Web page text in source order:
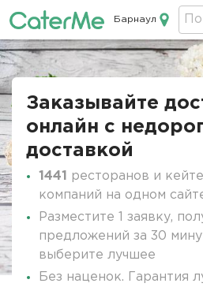
Кейтеринг
Барнаул
Строка
Заказывайте
онлайн c
доставкой
1441
ресторанов и
компаний на одном
Разместите 1 заявку,
предложений за 30
выберите лучшее
Без наценок. Гарантия